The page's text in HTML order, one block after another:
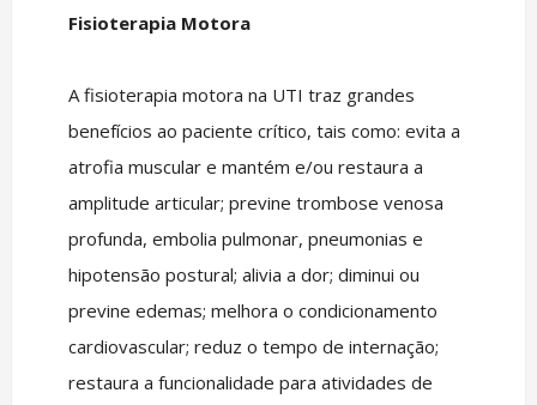
Fisioterapia Motora
A fisioterapia motora na UTI traz grandes
benefícios ao paciente crítico, tais como: evita a
atrofia muscular e mantém e/ou restaura a
amplitude articular; previne trombose venosa
profunda, embolia pulmonar, pneumonias e
hipotensão postural; alivia a dor; diminui ou
previne edemas; melhora o condicionamento
cardiovascular; reduz o tempo de internação;
restaura a funcionalidade para atividades de